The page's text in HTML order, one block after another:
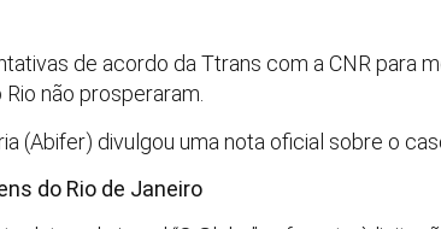
de acordo da Ttrans com a CNR para
não prosperaram.
(Abifer) divulgou uma nota oficial sobre o
do Rio de Janeiro